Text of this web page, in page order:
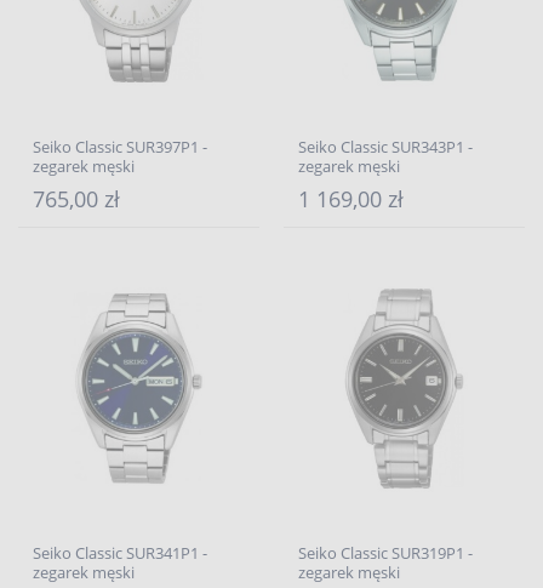
Seiko Classic SUR397P1 -
zegarek męski
765,00 zł
Seiko Classic SUR343P1 -
zegarek męski
1 169,00 zł
Seiko Classic SUR341P1 -
zegarek męski
Seiko Classic SUR319P1 -
zegarek męski